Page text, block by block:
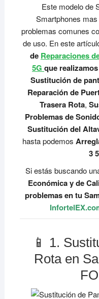
Este modelo de
Smartphones
problemas comunes
de uso. En este
de Reparaciones
5G que
Sustitución de
Reparación de
Trasera Rota,
Problemas de
Sustitución del
hasta podemos
3
Si estás buscando
Económica y de
problemas en tu
📱 1.
Rota en